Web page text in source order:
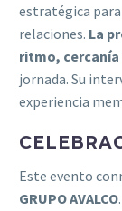
estratégica
relaciones. La
ritmo,
jornada. Su
experiencia
Este evento
GRUPO AVALCO